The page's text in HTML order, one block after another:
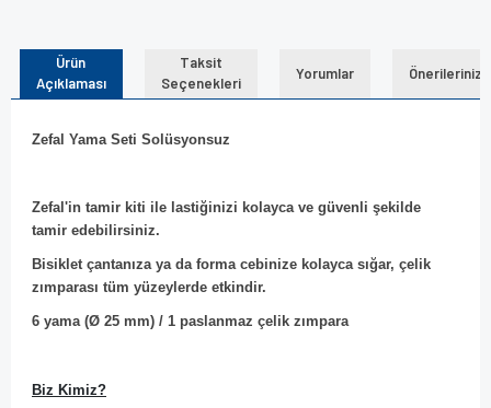
Ürün
Açıklaması
Taksit
Seçenekleri
Yorumlar Önerileriniz
Zefal Yama Seti Solüsyonsuz
Zefal'in tamir kiti ile lastiğinizi kolayca ve güvenli şekilde
tamir edebilirsiniz.
Bisiklet çantanıza ya da forma cebinize kolayca sığar, çelik
zımparası tüm yüzeylerde etkindir.
6 yama (Ø 25 mm) / 1 paslanmaz çelik zımpara
Biz Kimiz?